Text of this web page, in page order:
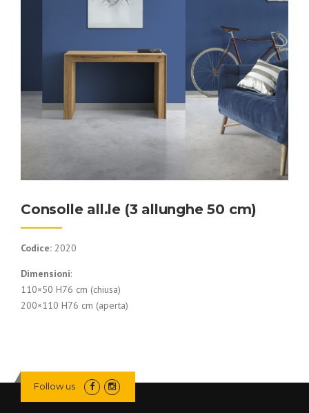
Consolle all.le (3 allunghe 50 cm)
Codice: 2020
Dimensioni:
110×50 H76 cm (chiusa)
200×110 H76 cm (aperta)
Follow us